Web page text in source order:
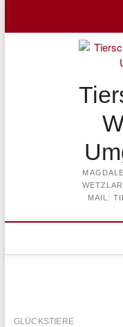
content
MAIL:
GLÜCKSTIERE